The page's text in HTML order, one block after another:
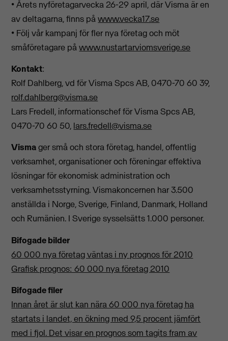
• Årets nyföretagarvecka 26-29 april, där Visma är en
av deltagarna, finns påwww.vecka17.se
• Följ vår kampanj för fler nya företag och möt
småföretagare påwww.nustartarviomsverige.se
Kontakt:
Rolf Dahlberg, vd för Visma Spcs AB, 0470-70 60 39,
rolf.dahlberg@visma.se
Lars Fredell, informationschef för Visma Spcs AB,
0470-70 60 50, lars.fredell@visma.se
Vismager små och stora företag, handel, offentlig
verksamhet, organisationer och föreningar effektiva
lösningar för ekonomisk administration och
verksamhetsstyrning. Vismakoncernen har 3.500
anställda i Norge, Sverige, Finland, Danmark, Holland
och Rumänien. I Sverige sysselsätts 1.000 personer.
Bifogade bilder
60 000 nya företag väntas i ny prognos för 2010
Grafisk prognos: 60 000 nya företag 2010
Bifogade filer
Innan året är slut kan nära 60 000 nya företag ha
startats i landet, en ökning med 9,5 procent jämfört
med i fjol. Det visar en prognos som tagits fram av